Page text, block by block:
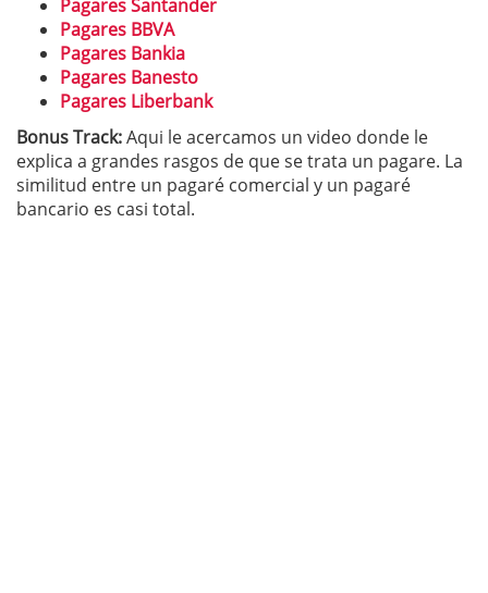
Pagares Santander
Pagares BBVA
Pagares Bankia
Pagares Banesto
Pagares Liberbank
Bonus Track:Aqui le acercamos un video donde le
explica a grandes rasgos de que se trata un pagare. La
similitud entre un pagaré comercial y un pagaré
bancario es casi total.